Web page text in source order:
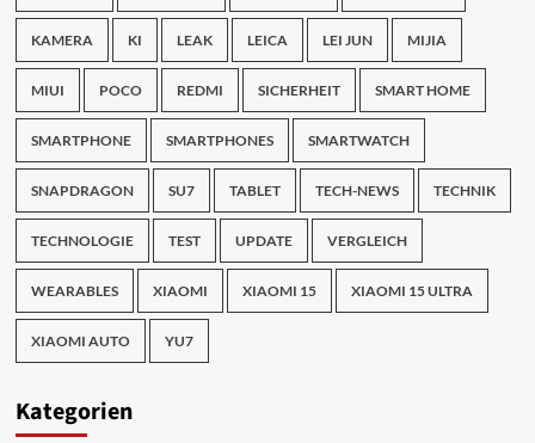
KAMERA KI LEAK LEICA LEI JUN MIJIA
MIUI POCO REDMI SICHERHEIT SMART HOME
SMARTPHONE SMARTPHONES SMARTWATCH
SNAPDRAGON SU7 TABLET TECH-NEWS TECHNIK
TECHNOLOGIE TEST UPDATE VERGLEICH
WEARABLES XIAOMI XIAOMI 15 XIAOMI 15 ULTRA
XIAOMI AUTO YU7
Kategorien